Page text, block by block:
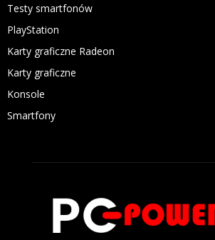
Testy smartfonów
PlayStation
Karty graficzne Radeon
Karty graficzne
Konsole
Smartfony